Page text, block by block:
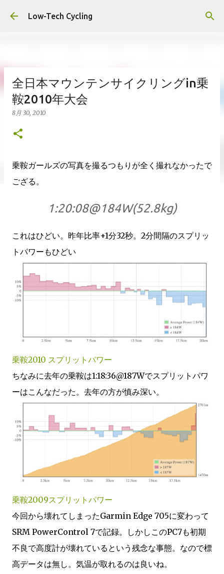
スキップしてメイン コンテンツに移動
Low-Tech Cycling
全日本マウンテンサイクリングin乗
鞍2010年大会
8月 30, 2010
乗鞍ガールズの写真を撮るつもりが全く撮れなかったで
ござる。
1:20:08@184W(52.8kg)
これはひどい。昨年比率+1分32秒。2分間隔のスプリッ
トパワーもひどい
乗鞍2010 スプリットパワー
ちなみに去年の乗鞍は1:18:36@187Wでスプリットパワ
ーはこんなだった。去年の方が慎み深い。
乗鞍2009スプリットパワー
今回から壊れてしまったGarmin Edge 705に変わって
SRM PowerControl 7で記録。しかしこのPC7も初期
不良で高度計が壊れているという残念な事態。なので標
高データは無し。気温が取れるのは良いね。